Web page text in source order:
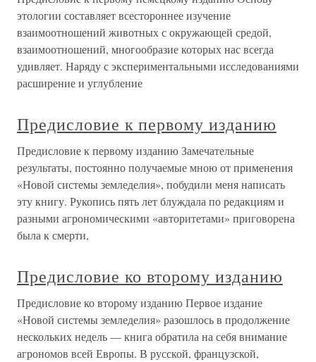
этологии составляет всестороннее изучение
взаимоотношений животных с окружающей средой,
взаимоотношений, многообразие которых нас всегда
удивляет. Наряду с экспериментальными исследованиями
расширение и углубление
Предисловие к первому изданию
Предисловие к первому изданию Замечательные
результаты, постоянно получаемые мною от применения
«Новой системы земледелия», побудили меня написать
эту книгу. Рукопись пять лет блуждала по редакциям и
разными агрономическими «авторитетами» приговорена
была к смерти,
Предисловие ко второму изданию
Предисловие ко второму изданию Первое издание
«Новой системы земледелия» разошлось в продолжение
нескольких недель — книга обратила на себя внимание
агрономов всей Европы. В русской, французской,